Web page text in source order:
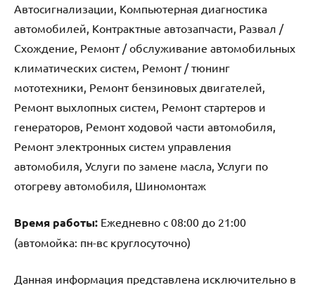
Автосигнализации, Компьютерная диагностика
автомобилей, Контрактные автозапчасти, Развал /
Схождение, Ремонт / обслуживание автомобильных
климатических систем, Ремонт / тюнинг
мототехники, Ремонт бензиновых двигателей,
Ремонт выхлопных систем, Ремонт стартеров и
генераторов, Ремонт ходовой части автомобиля,
Ремонт электронных систем управления
автомобиля, Услуги по замене масла, Услуги по
отогреву автомобиля, Шиномонтаж
Время работы: Ежедневно с 08:00 до 21:00
(автомойка: пн-вс круглосуточно)
Данная информация представлена исключительно в